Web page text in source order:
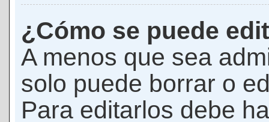
¿Cómo se puede
A menos que sea
solo puede borrar o
Para editarlos debe